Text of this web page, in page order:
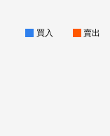
買入 賣出